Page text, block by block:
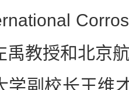
禹教授和北京
学副校长王维